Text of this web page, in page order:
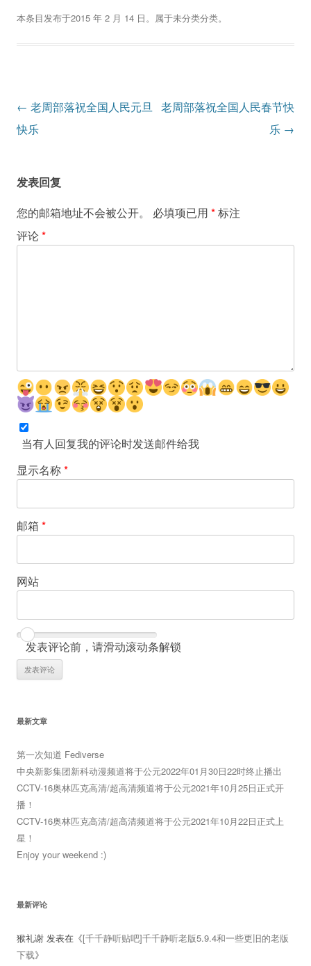
本条目发布于2015 年 2 月 14 日。属于未分类分类。
文
章
航
← 老周部落祝全国人民元旦
快乐
老周部落祝全国人民春节快
乐 →
发表回复
您的邮箱地址不会被公开。
必填项已用 *标注
评论*
当有人回复我的评论时发送邮件给我
显示名称*
邮箱 *
网站
发表评论前，请滑动滚动条解锁
最新文章
第一次知道 Fediverse
中央新影集团新科动漫频道将于公元2022年01月30日22时终止播出
CCTV-16奥林匹克高清/超高清频道将于公元2021年10月25日正式开
播！
CCTV-16奥林匹克高清/超高清频道将于公元2021年10月22日正式上
星！
Enjoy your weekend :)
最新评论
猴礼谢 发表在《[千千静听贴吧]千千静听老版5.9.4和一些更旧的老版
下载》